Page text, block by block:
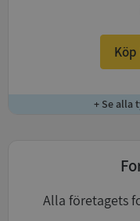
+ Se alla
Alla företagets